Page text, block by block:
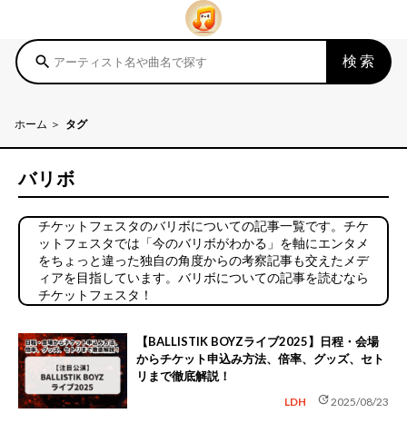
search 検索
ホーム タグ
バリボ
チケットフェスタのバリボについての記事一覧です。チケ
ットフェスタでは「今のバリボがわかる」を軸にエンタメ
をちょっと違った独自の角度からの考察記事も交えたメデ
ィアを目指しています。バリボについての記事を読むなら
チケットフェスタ！
【BALLISTIK BOYZライブ2025】日程・会場
からチケット申込み方法、倍率、グッズ、セト
リまで徹底解説！
LDH update2025/08/23